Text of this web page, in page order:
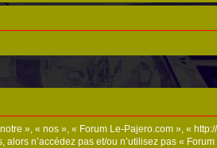
», « nos », « Forum Le-Pajero.com », «
n’accédez pas et/ou n’utilisez pas «